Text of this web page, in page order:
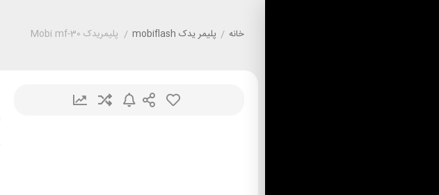
خانه / پليمر يدک mobiflash / پلیمریدک Mobi mf-30